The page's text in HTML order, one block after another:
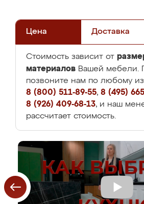
Цена Доставка
Стоимость зависит от
материалов Вашей мебели.
позвоните нам по любому
8 (800) 511-89-55, 8 (495)
8 (926) 409-68-13, и наш
рассчитает стоимость.